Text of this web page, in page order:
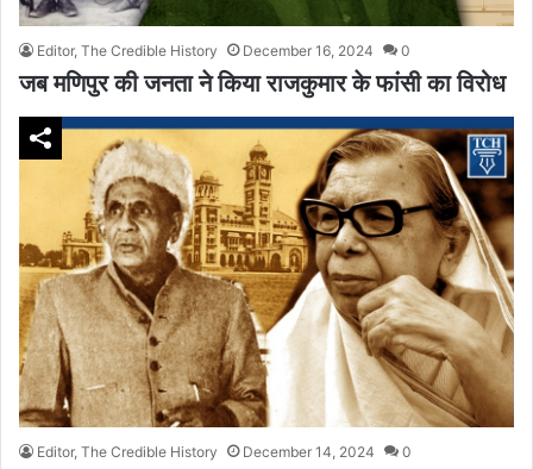
Editor, The Credible History December 16, 2024 0
जब मणिपुर की जनता ने किया राजकुमार के फांसी का विरोध
Editor, The Credible History December 14, 2024 0